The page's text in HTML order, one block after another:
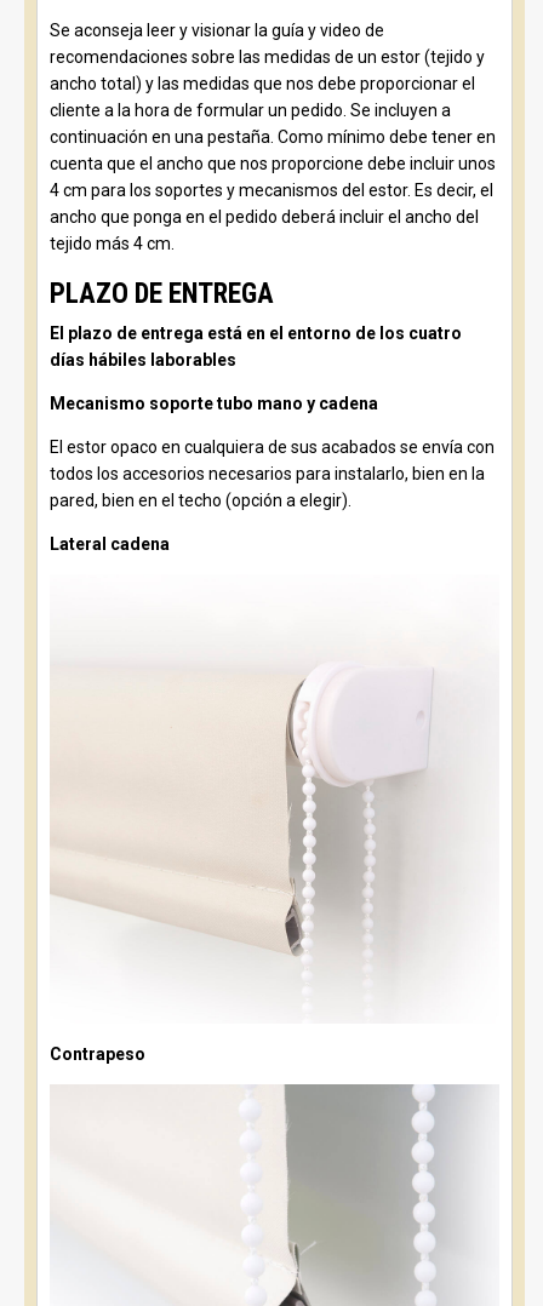
Se aconseja leer y visionar la guía y video de
recomendaciones sobre las medidas de un estor (tejido y
ancho total) y las medidas que nos debe proporcionar el
cliente a la hora de formular un pedido. Se incluyen a
continuación en una pestaña. Como mínimo debe tener en
cuenta que el ancho que nos proporcione debe incluir unos
4 cm para los soportes y mecanismos del estor. Es decir, el
ancho que ponga en el pedido deberá incluir el ancho del
tejido más 4 cm.
PLAZO DE ENTREGA
El plazo de entrega está en el entorno de los cuatro
días hábiles laborables
Mecanismo soporte tubo mano y cadena
El estor opaco en cualquiera de sus acabados se envía con
todos los accesorios necesarios para instalarlo, bien en la
pared, bien en el techo (opción a elegir).
Lateral cadena
Contrapeso